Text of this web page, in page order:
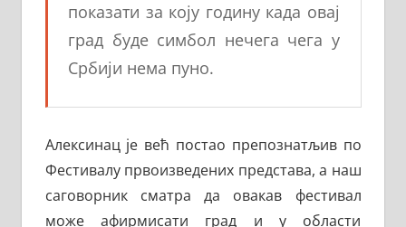
показати за коју годину када овај
град буде симбол нечега чега у
Србији нема пуно.
Алексинац је већ постао препознатљив по
Фестивалу првоизведених представа, а наш
саговорник сматра да овакав фестивал
може афирмисати град и у области